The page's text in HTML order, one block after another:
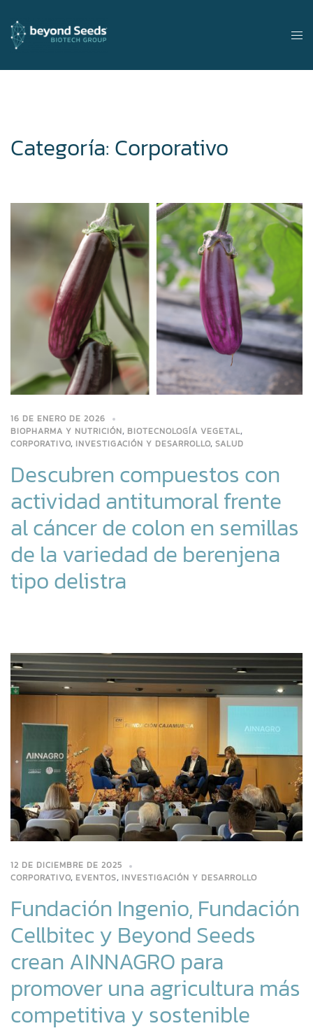
Categoría: Corporativo
16 DE ENERO DE 2026
BIOPHARMA Y NUTRICIÓN, BIOTECNOLOGÍA VEGETAL,
CORPORATIVO, INVESTIGACIÓN Y DESARROLLO, SALUD
Descubren compuestos con
actividad antitumoral frente
al cáncer de colon en semillas
de la variedad de berenjena
tipo delistra
12 DE DICIEMBRE DE 2025
CORPORATIVO, EVENTOS, INVESTIGACIÓN Y DESARROLLO
Fundación Ingenio, Fundación
Cellbitec y Beyond Seeds
crean AINNAGRO para
promover una agricultura más
competitiva y sostenible